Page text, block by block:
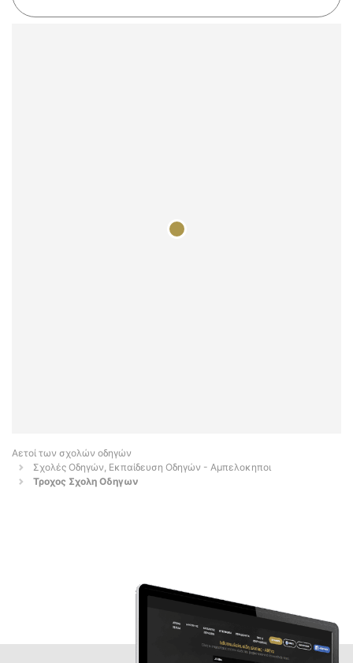
Αετοί των σχολών οδηγών
Σχολές Οδηγών, Εκπαίδευση Οδηγών - Αμπελοκηποι
Τροχος Σχολη Οδηγων